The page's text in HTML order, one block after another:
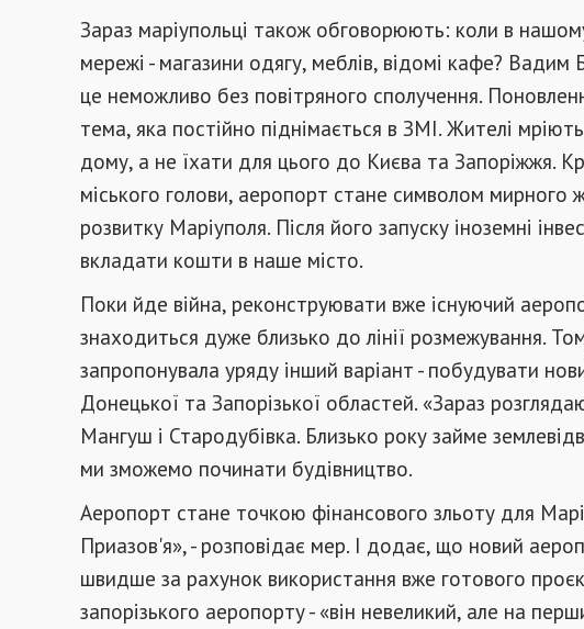
Зараз маріупольці також обговорюють: коли в нашому
мережі - магазини одягу, меблів, відомі кафе?
це неможливо без повітряного сполучення.
тема, яка постійно піднімається в ЗМІ. Жителі мріють
дому, а не їхати для цього до Києва та Запоріжжя.
міського голови, аеропорт стане символом мирного
розвитку Маріуполя. Після його запуску іноземні
вкладати кошти в наше місто.
Поки йде війна, реконструювати вже існуючий
знаходиться дуже близько до лінії розмежування.
запропонувала уряду інший варіант - побудувати
Донецької та Запорізької областей. «Зараз
Мангуш і Стародубівка. Близько року займе
ми зможемо починати будівництво.
Аеропорт стане точкою фінансового зльоту для
Приазов'я», - розповідає мер. І додає, що новий
швидше за рахунок використання вже готового
запорізького аеропорту - «він невеликий, але на